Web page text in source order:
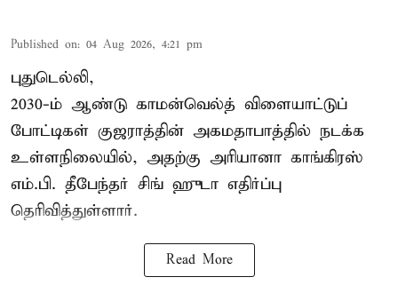
Published on: 04 Aug 2026, 4:21 pm
புதுடெல்லி,
2030-ம் ஆண்டு காமன்வெல்த் விளையாட்டுப்
போட்டிகள் குஜராத்தின் அகமதாபாத்தில் நடக்க
உள்ளநிலையில், அதற்கு அரியானா காங்கிரஸ்
எம்.பி. தீபேந்தர் சிங் ஹுடா எதிர்ப்பு
தெரிவித்துள்ளார்.
Read More